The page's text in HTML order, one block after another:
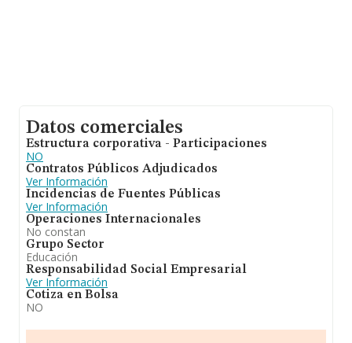
Datos comerciales
Estructura corporativa - Participaciones
NO
Contratos Públicos Adjudicados
Ver Información
Incidencias de Fuentes Públicas
Ver Información
Operaciones Internacionales
No constan
Grupo Sector
Educación
Responsabilidad Social Empresarial
Ver Información
Cotiza en Bolsa
NO